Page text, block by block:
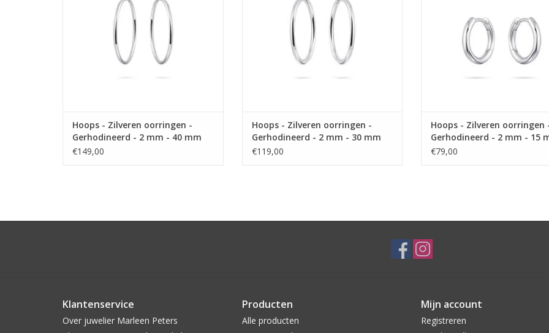
Hoops - Zilveren oorringen -
Gerhodineerd - 2 mm - 40 mm
€149,00
Hoops - Zilveren oorringen -
Gerhodineerd - 2 mm - 30 mm
€119,00
Hoops - Zilveren oorringen
Gerhodineerd - 2 mm - 15
€79,00
Klantenservice
Over juwelier Marleen Peters
Producten
Alle producten
Mijn account
Registreren